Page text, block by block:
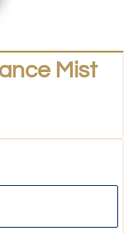
Mist